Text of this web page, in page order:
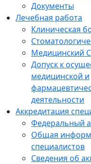
Документы
Лечебная работа
Клиническая
Медицинский
Допуск к
медицинской и
деятельности
Аккредитация
Федеральный
Общая
специалистов
Сведения об